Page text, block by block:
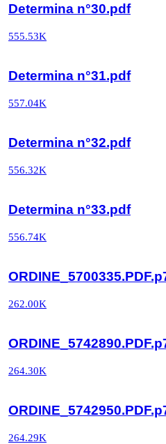
Determina n°30.pdf
555.53K
Determina n°31.pdf
557.04K
Determina n°32.pdf
556.32K
Determina n°33.pdf
556.74K
262.00K
264.30K
264.29K